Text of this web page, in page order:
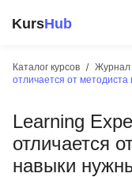
KursHub
Каталог курсов Журнал
отличается от
Learning
отличается
навыки